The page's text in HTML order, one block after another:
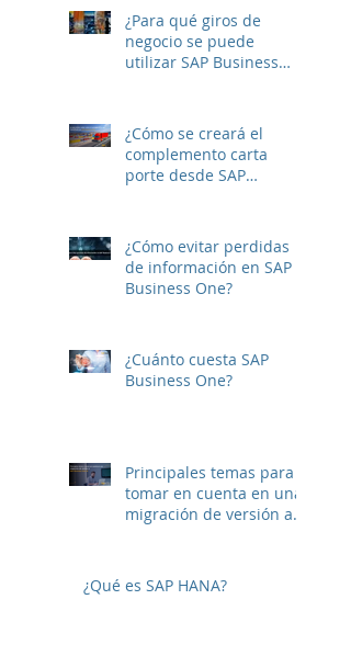
¿Para qué giros de
negocio se puede
utilizar SAP Business
¿Cómo se creará el
complemento carta
porte desde SAP
¿Cómo evitar perdidas
de información en SAP
Business One?
¿Cuánto cuesta SAP
Business One?
Principales temas para
tomar en cuenta en una
migración de versión a
¿Qué es SAP HANA?